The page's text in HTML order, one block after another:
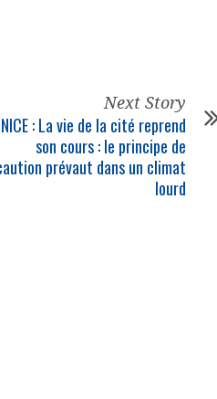
Next Story
: La vie de la cité reprend
son cours : le principe de
prévaut dans un climat
lourd